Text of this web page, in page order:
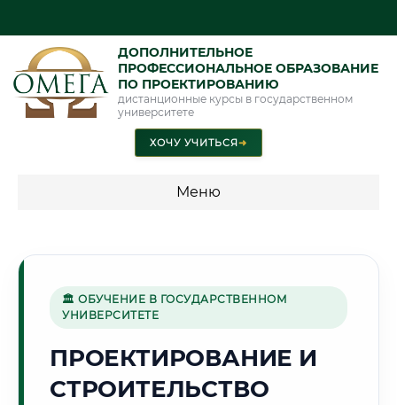
ДОПОЛНИТЕЛЬНОЕ
ПРОФЕССИОНАЛЬНОЕ ОБРАЗОВАНИЕ
ПО ПРОЕКТИРОВАНИЮ
дистанционные курсы в государственном
университете
ХОЧУ УЧИТЬСЯ➜
Меню
🏭
Г. ЧЕРЕПОВЕЦ
🏛 ОБУЧЕНИЕ В ГОСУДАРСТВЕННОМ
УНИВЕРСИТЕТЕ
ПРОЕКТИРОВАНИЕ И
СТРОИТЕЛЬСТВО